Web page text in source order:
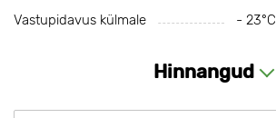
Vastupidavus külmale
- 23°С
Hinnangud